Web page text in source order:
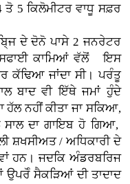
5 ਕਿਲੋਮੀਟਰ ਵਾਧੂ ਸਫ਼ਰ
ਦੇ ਦੋਨੋ ਪਾਸੇ 2 ਜਨਰੇਟਰ
ਸਫਾਈ ਕਾਮਿਆਂ ਵੱਲੋਂ ਇਸ
ਕੱਢਿਆ ਜਾਂਦਾ ਸੀ। ਪਰੰਤੂ
ਬਾਦ ਵੀ ਇੱਥੇ ਜਮਾਂ ਹੁੰਦੇ
ਹੱਲ ਨਹੀਂ ਕੀਤਾ ਜਾ ਸਕਿਆ,
ਦਾ ਗਾਇਬ ਹੋ ਗਿਆ,
ਸ਼ਖਸੀਅਤ / ਅਧਿਕਾਰੀ ਦੇ
ਹਨ। ਜਦਕਿ ਅੰਡਰਬਰਿਜ
ਉਪਰੋੰ ਸੈਕੜਿਆਂ ਦੀ ਤਾਦਾਦ